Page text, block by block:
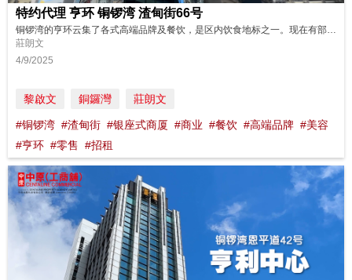
特约代理 亨环 铜锣湾 渣甸街66号
莊朗文
4/9/2025
黎啟文 銅鑼灣 莊朗文
#铜锣湾 #渣甸街 #银座式商厦 #商业 #餐饮 #高端品牌 #美容
#亨环 #零售 #招租